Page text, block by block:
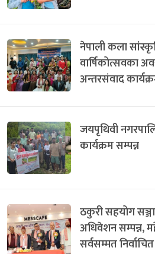
नेपाली कला
वार्षिकोत्सवका
अन्तरसंवाद
जयपृथिवी
कार्यक्रम सम्पन्न
ठकुरी सहयोग
अधिवेशन सम्पन्न,
सर्वसम्मत निर्वाचित